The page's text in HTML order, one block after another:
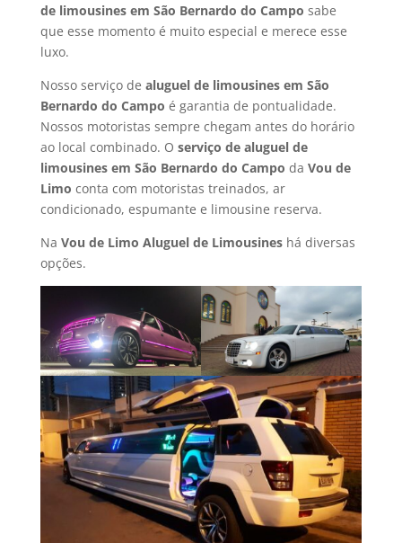
de limousines em São Bernardo do Campo sabe
que esse momento é muito especial e merece esse
luxo.
Nosso serviço de aluguel de limousines em São
Bernardo do Campo é garantia de pontualidade.
Nossos motoristas sempre chegam antes do horário
ao local combinado. O serviço de aluguel de
limousines em São Bernardo do Campo da Vou de
Limo conta com motoristas treinados, ar
condicionado, espumante e limousine reserva.
Na Vou de Limo Aluguel de Limousineshá diversas
opções.